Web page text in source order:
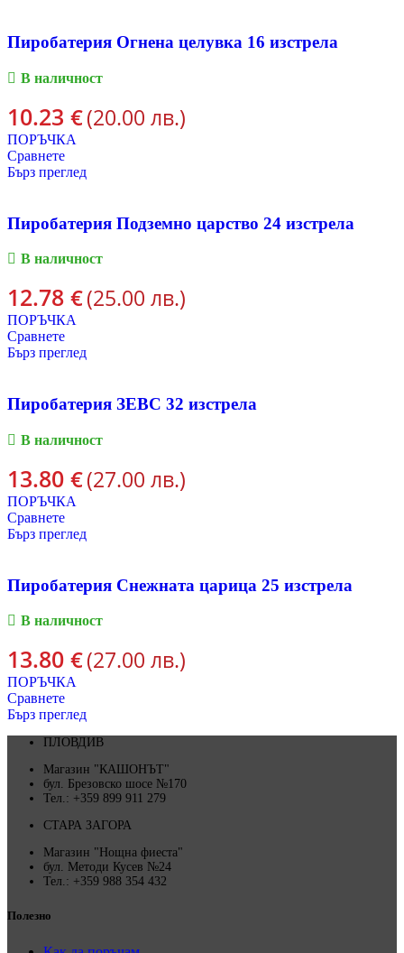
Пиробатерия Огнена целувка 16 изстрела
В наличност
10.23 €(20.00 лв.)
ПОРЪЧКА
Сравнете
Бърз преглед
Пиробатерия Подземно царство 24 изстрела
В наличност
12.78 €(25.00 лв.)
ПОРЪЧКА
Сравнете
Бърз преглед
Пиробатерия ЗЕВС 32 изстрела
В наличност
13.80 €(27.00 лв.)
ПОРЪЧКА
Сравнете
Бърз преглед
Пиробатерия Снежната царица 25 изстрела
В наличност
13.80 €(27.00 лв.)
ПОРЪЧКА
Сравнете
Бърз преглед
ПЛОВДИВ
Магазин "КАШОНЪТ"
бул. Брезовско шосе №170
Тел.: +359 899 911 279
СТАРА ЗАГОРА
Магазин "Нощна фиеста"
бул. Методи Кусев №24
Тел.: +359 988 354 432
Полезно